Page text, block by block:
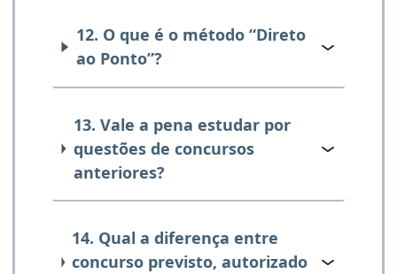
12. O que é o método “Direto
ao Ponto”?
13. Vale a pena estudar por
questões de concursos
anteriores?
14. Qual a diferença entre
concurso previsto, autorizado